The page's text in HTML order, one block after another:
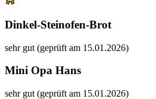
Dinkel-Steinofen-Brot
sehr gut (geprüft am 15.01.2026)
Mini Opa Hans
sehr gut (geprüft am 15.01.2026)